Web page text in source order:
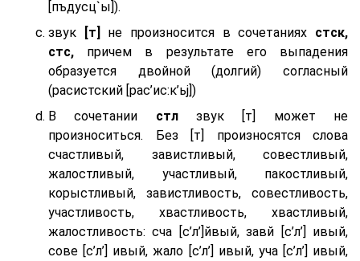
[пъдусц`ы]).
звук
[т] не произносится в сочетаниях стск,
стс, причем в результате его выпадения
образуется двойной (долгий) согласный
(расистский [рас’ис:к’ьj])
В сочетании стлзвук [т] может не
произноситься. Без [т] произносятся слова
счастливый, завистливый, совестливый,
жалостливый, участливый, пакостливый,
корыстливый, завистливость, совестливость,
участливость, хвастливость, хвастливый,
жалостливость: сча [с’л’]йвый, завй [с’л’] ивый,
сове [с’л’] ивый, жало [с’л’] ивый, уча [с’л’] ивый,